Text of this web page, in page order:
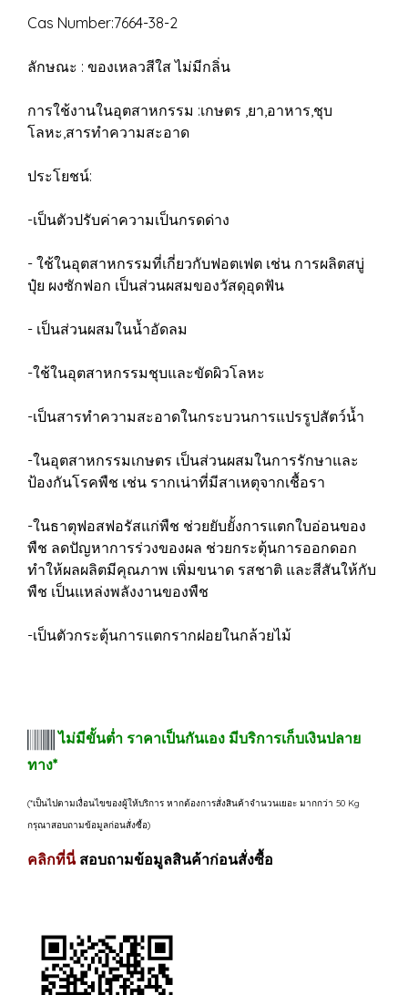
Cas Number:7664-38-2
ลักษณะ : ของเหลวสีใส ไม่มีกลิ่น
การใช้งานในอุตสาหกรรม :เกษตร ,ยา,อาหาร,ชุบ
โลหะ,สารทำความสะอาด
ประโยชน์:
-เป็นตัวปรับค่าความเป็นกรดด่าง
- ใช้ในอุตสาหกรรมที่เกี่ยวกับฟอตเฟต เช่น การผลิตสบู่
ปุ๋ย ผงซักฟอก เป็นส่วนผสมของวัสดุอุดฟัน
- เป็นส่วนผสมในน้ำอัดลม
-ใช้ในอุตสาหกรรมชุบและขัดผิวโลหะ
-เป็นสารทำความสะอาดในกระบวนการแปรรูปสัตว์น้ำ
-ในอุตสาหกรรมเกษตร เป็นส่วนผสมในการรักษาและ
ป้องกันโรคพืช เช่น รากเน่าที่มีสาเหตุจากเชื้อรา
-ในธาตุฟอสฟอรัสแก่พืช ช่วยยับยั้งการแตกใบอ่อนของ
พืช ลดปัญหาการร่วงของผล ช่วยกระตุ้นการออกดอก
ทำให้ผลผลิตมีคุณภาพ เพิ่มขนาด รสชาติ และสีสันให้กับ
พืช เป็นแหล่งพลังงานของพืช
-เป็นตัวกระตุ้นการแตกรากฝอยในกล้วยไม้
ไม่มีขั้นต่ำ ราคาเป็นกันเอง มีบริการเก็บเงินปลาย
ทาง*
(*เป็นไปตามเงื่อนไขของผู้ให้บริการ หากต้องการสั่งสินค้าจำนวนเยอะ มากกว่า 50 Kg
กรุณาสอบถามข้อมูลก่อนสั่งซื้อ)
คลิกที่นี่ สอบถามข้อมูลสินค้าก่อนสั่งซื้อ